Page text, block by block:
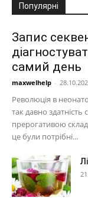
Популярні
Запис
самий день
maxwelhelp -
Революція в
так давно
прерогативою
це були потрібні...